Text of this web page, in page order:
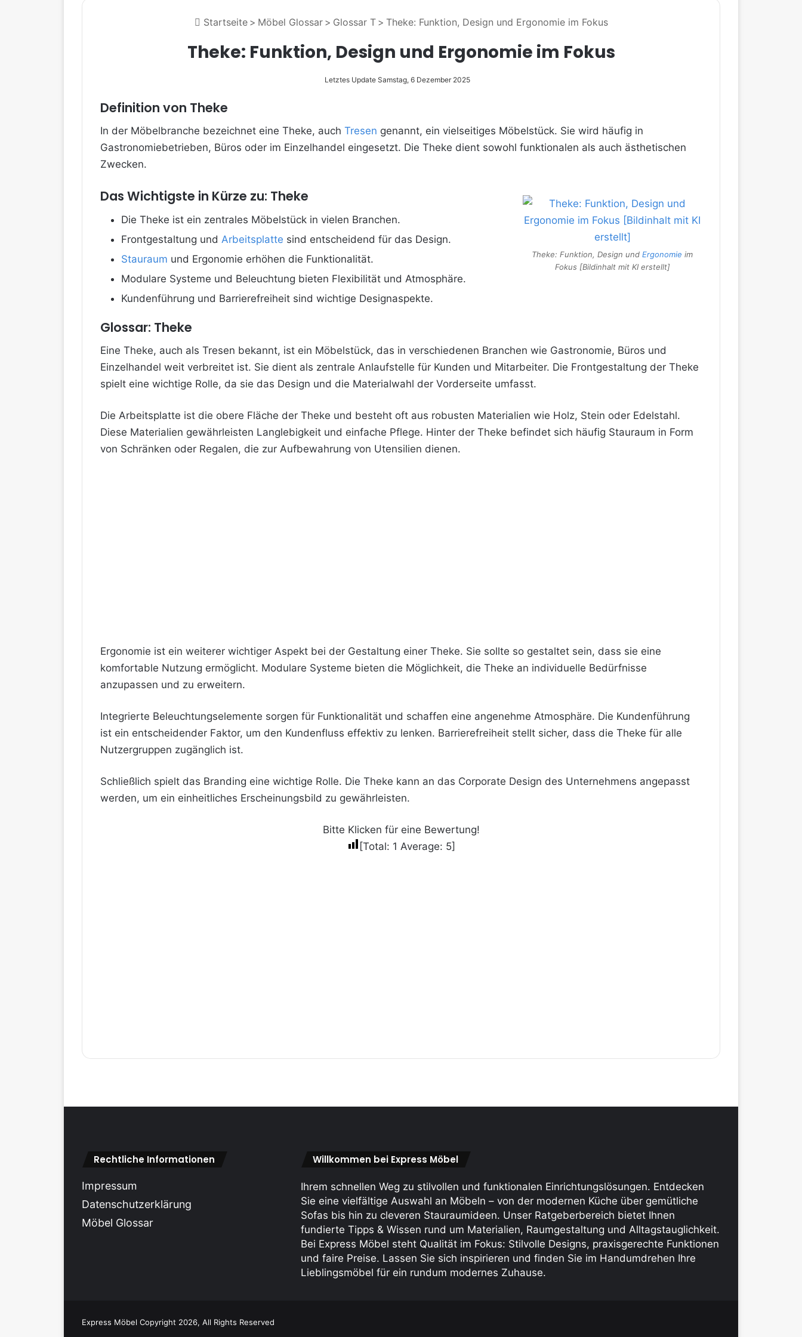
Startseite > Möbel Glossar > Glossar T > Theke: Funktion, Design und Ergonomie im Fokus
Theke: Funktion, Design und Ergonomie im Fokus
Letztes Update Samstag, 6 Dezember 2025
Definition von Theke
In der Möbelbranche bezeichnet eine Theke, auch Tresen genannt, ein vielseitiges Möbelstück. Sie wird häufig in
Gastronomiebetrieben, Büros oder im Einzelhandel eingesetzt. Die Theke dient sowohl funktionalen als auch ästhetischen
Zwecken.
Theke: Funktion, Design und Ergonomie im
Fokus [Bildinhalt mit KI erstellt]
Das Wichtigste in Kürze zu: Theke
Die Theke ist ein zentrales Möbelstück in vielen Branchen.
Frontgestaltung und Arbeitsplatte sind entscheidend für das Design.
Stauraum und Ergonomie erhöhen die Funktionalität.
Modulare Systeme und Beleuchtung bieten Flexibilität und Atmosphäre.
Kundenführung und Barrierefreiheit sind wichtige Designaspekte.
Glossar: Theke
Eine Theke, auch als Tresen bekannt, ist ein Möbelstück, das in verschiedenen Branchen wie Gastronomie, Büros und
Einzelhandel weit verbreitet ist. Sie dient als zentrale Anlaufstelle für Kunden und Mitarbeiter. Die Frontgestaltung der Theke
spielt eine wichtige Rolle, da sie das Design und die Materialwahl der Vorderseite umfasst.
Die Arbeitsplatte ist die obere Fläche der Theke und besteht oft aus robusten Materialien wie Holz, Stein oder Edelstahl.
Diese Materialien gewährleisten Langlebigkeit und einfache Pflege. Hinter der Theke befindet sich häufig Stauraum in Form
von Schränken oder Regalen, die zur Aufbewahrung von Utensilien dienen.
Ergonomie ist ein weiterer wichtiger Aspekt bei der Gestaltung einer Theke. Sie sollte so gestaltet sein, dass sie eine
komfortable Nutzung ermöglicht. Modulare Systeme bieten die Möglichkeit, die Theke an individuelle Bedürfnisse
anzupassen und zu erweitern.
Integrierte Beleuchtungselemente sorgen für Funktionalität und schaffen eine angenehme Atmosphäre. Die Kundenführung
ist ein entscheidender Faktor, um den Kundenfluss effektiv zu lenken. Barrierefreiheit stellt sicher, dass die Theke für alle
Nutzergruppen zugänglich ist.
Schließlich spielt das Branding eine wichtige Rolle. Die Theke kann an das Corporate Design des Unternehmens angepasst
werden, um ein einheitliches Erscheinungsbild zu gewährleisten.
Bitte Klicken für eine Bewertung!
[Total: 1 Average: 5]
Rechtliche Informationen
Impressum
Datenschutzerklärung
Möbel Glossar
Willkommen bei Express Möbel
Ihrem schnellen Weg zu stilvollen und funktionalen Einrichtungslösungen. Entdecken
Sie eine vielfältige Auswahl an Möbeln – von der modernen Küche über gemütliche
Sofas bis hin zu cleveren Stauraum­ideen. Unser Ratgeberbereich bietet Ihnen
fundierte Tipps & Wissen rund um Materialien, Raumgestaltung und Alltagstauglichkeit.
Bei Express Möbel steht Qualität im Fokus: Stilvolle Designs, praxis­gerechte Funktionen
und faire Preise. Lassen Sie sich inspirieren und finden Sie im Handumdrehen Ihre
Lieblings­möbel für ein rundum modernes Zuhause.
Express Möbel Copyright 2026, All Rights Reserved